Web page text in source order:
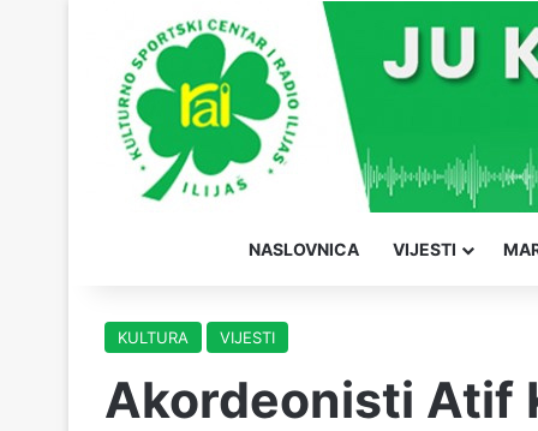
NASLOVNICA VIJESTI
KULTURA VIJESTI
Akordeonisti Atif